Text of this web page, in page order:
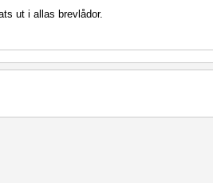
ut i allas brevlådor.